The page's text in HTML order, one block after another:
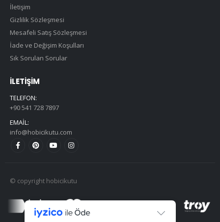
İletişim
Gizlilik Sözleşmesi
Mesafeli Satış Sözleşmesi
İade ve Değişim Koşulları
Sık Sorulan Sorular
İLETIŞIM
TELEFON:
+90 541 728 7897
EMAIL:
info@hobicikutu.com
© copyright hobicikutu